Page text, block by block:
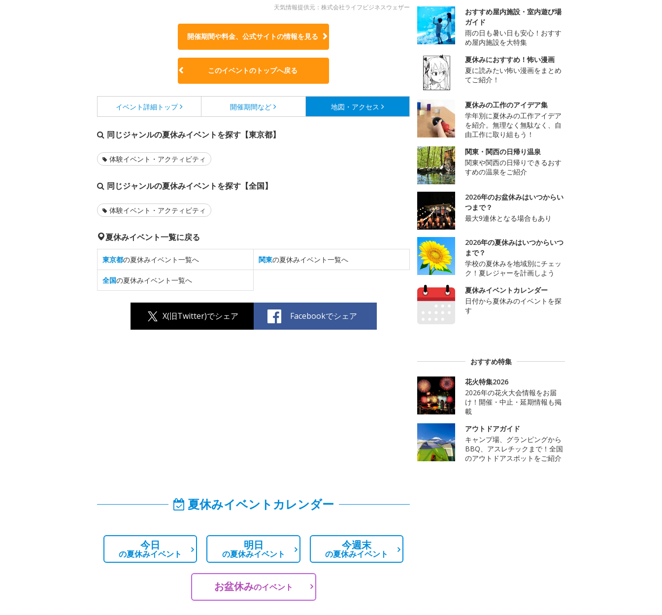
天気情報提供元：株式会社ライフビジネスウェザー
開催期間や料金、公式サイトの情報を見る
このイベントのトップへ戻る
イベント詳細 トップ 開催期間など 地図・アクセス
同じジャンルの夏休みイベントを探す【東京都】
体験イベント・アクティビティ
同じジャンルの夏休みイベントを探す【全国】
体験イベント・アクティビティ
夏休みイベント一覧に戻る
東京都の夏休みイベント一覧へ 関東の夏休みイベント一覧へ
全国の夏休みイベント一覧へ
X(旧Twitter)でシェア Facebookでシェア
夏休みイベントカレンダー
今日
の夏休みイベント
明日
の夏休みイベント
今週末
の夏休みイベント
お盆休みのイベント
おすすめ屋内施設・室内遊び場
ガイド
雨の日も暑い日も安心！おすす
め屋内施設を大特集
夏休みにおすすめ！怖い漫画
夏に読みたい怖い漫画をまとめ
てご紹介！
夏休みの工作のアイデア集
学年別に夏休みの工作アイデア
を紹介。無理なく無駄なく、自
由工作に取り組もう！
関東・関西の日帰り温泉
関東や関西の日帰りできるおす
すめの温泉をご紹介
2026年のお盆休みはいつからい
つまで？
最大9連休となる場合もあり
2026年の夏休みはいつからいつ
まで？
学校の夏休みを地域別にチェッ
ク！夏レジャーを計画しよう
夏休みイベントカレンダー
日付から夏休みのイベントを探
す
おすすめ特集
花火特集2026
2026年の花火大会情報をお届
け！開催・中止・延期情報も掲
載
アウトドアガイド
キャンプ場、グランピングから
BBQ、アスレチックまで！全国
のアウトドアスポットをご紹介